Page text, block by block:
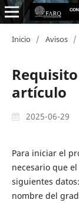
Inicio / Avisos /
artículo
2025-06-29
Para iniciar el
necesario que
siguientes
nombre del